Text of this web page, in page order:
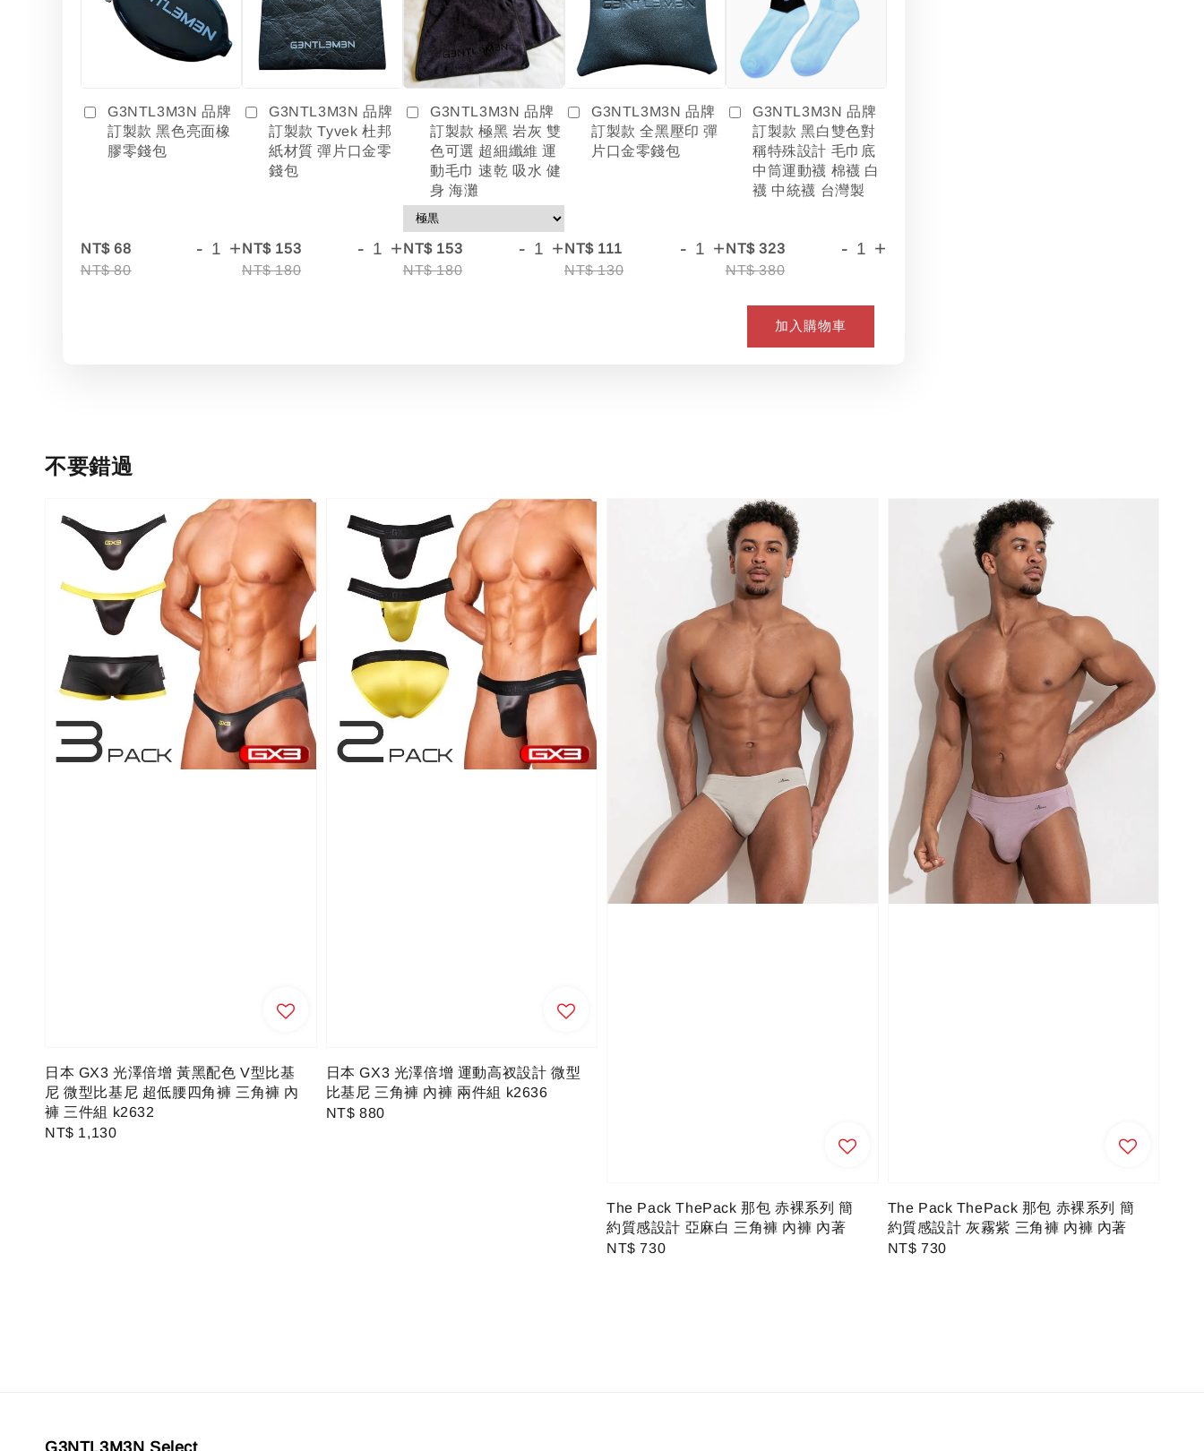
G3NTL3M3N 品牌
訂製款 黑色亮面橡
膠零錢包
NT$ 68
NT$ 80
- +
G3NTL3M3N 品牌
訂製款 Tyvek 杜邦
紙材質 彈片口金零
錢包
NT$ 153
NT$ 180
- +
G3NTL3M3N 品牌
訂製款 極黑 岩灰 雙
色可選 超細纖維 運
動毛巾 速乾 吸水 健
身 海灘
NT$ 153
NT$ 180
- +
G3NTL3M3N 品牌
訂製款 全黑壓印 彈
片口金零錢包
NT$ 111
NT$ 130
- +
G3NTL3M3N 品牌
訂製款 黑白雙色對
稱特殊設計 毛巾底
中筒運動襪 棉襪 白
襪 中統襪 台灣製
NT$ 323
NT$ 380
- +
加入購物車
不要錯過
日本 GX3 光澤倍增 黃黑配色 V型比基
尼 微型比基尼 超低腰四角褲 三角褲 內
褲 三件組 k2632
Regular
NT$ 1,130
日本 GX3 光澤倍增 運動高衩設計 微型
比基尼 三角褲 內褲 兩件組 k2636
Regular
NT$ 880
The Pack ThePack 那包 赤裸系列 簡
約質感設計 亞麻白 三角褲 內褲 內著
Regular
NT$ 730
The Pack ThePack 那包 赤裸系列 簡
約質感設計 灰霧紫 三角褲 內褲 內著
Regular
NT$ 730
G3NTL3M3N Select